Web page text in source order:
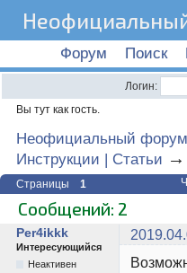
Форум Поиск
Логин:
Вы тут как гость.
Неофициальный форум
Инструкции | Статьи →
Страницы 1
Сообщений: 2
Per4ikkk
Интересующийся
Неактивен